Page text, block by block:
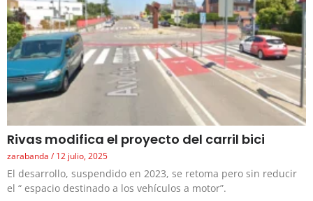
Rivas modifica el proyecto del carril bici
zarabanda 12 julio, 2025
El desarrollo, suspendido en 2023, se retoma pero sin reducir
el “ espacio destinado a los vehículos a motor”.